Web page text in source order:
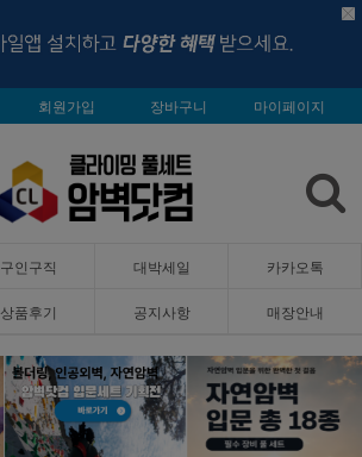
회원가입 장바구니 마이페이지
구인구직 대박세일 카카오톡
상품후기 공지사항 매장안내